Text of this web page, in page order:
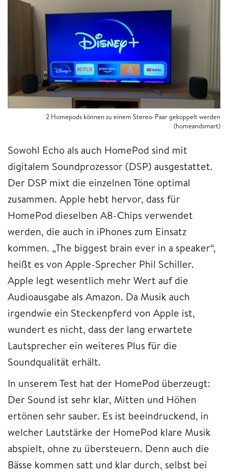
2 Homepods können zu einem Stereo-Paar gekoppelt werden
(homeandsmart)
Sowohl Echo als auch HomePod sind mit
digitalem Soundprozessor (DSP) ausgestattet.
Der DSP mixt die einzelnen Töne optimal
zusammen. Apple hebt hervor, dass für
HomePod dieselben A8-Chips verwendet
werden, die auch in iPhones zum Einsatz
kommen. „The biggest brain ever in a speaker“,
heißt es von Apple-Sprecher Phil Schiller.
Apple legt wesentlich mehr Wert auf die
Audioausgabe als Amazon. Da Musik auch
irgendwie ein Steckenpferd von Apple ist,
wundert es nicht, dass der lang erwartete
Lautsprecher ein weiteres Plus für die
Soundqualität erhält.
In unserem Test hat der HomePod überzeugt:
Der Sound ist sehr klar, Mitten und Höhen
ertönen sehr sauber. Es ist beeindruckend, in
welcher Lautstärke der HomePod klare Musik
abspielt, ohne zu übersteuern. Denn auch die
Bässe kommen satt und klar durch, selbst bei